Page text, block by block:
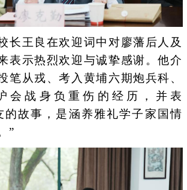
王良在欢迎词中对廖藩后人及
表示热烈欢迎与诚挚感谢。他介
笔从戎、考入黄埔六期炮兵科、
会战身负重伤的经历，并表
的故事，是涵养雅礼学子家国情
”